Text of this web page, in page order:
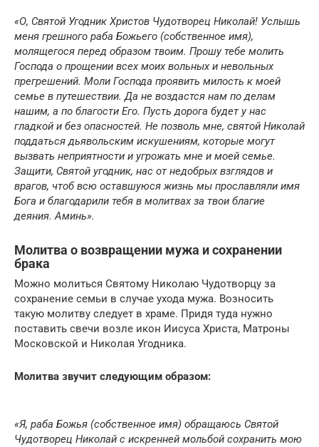
«О, Святой Угодник Христов Чудотворец Николай! Услышь
меня грешного раба Божьего (собственное имя),
молящегося перед образом твоим. Прошу тебе молить
Господа о прощении всех моих вольных и невольных
прегрешений. Моли Господа проявить милость к моей
семье в путешествии. Да не воздастся нам по делам
нашим, а по благости Его. Пусть дорога будет у нас
гладкой и без опасностей. Не позволь мне, святой Николай
поддаться дьявольским искушениям, которые могут
вызвать неприятности и угрожать мне и моей семье.
Защити, Святой угодник, нас от недобрых взглядов и
врагов, чтоб всю оставшуюся жизнь мы прославляли имя
Бога и благодарили тебя в молитвах за твои благие
деяния. Аминь».
Молитва о возвращении мужа и сохранении
брака
Можно молиться Святому Николаю Чудотворцу за
сохранение семьи в случае ухода мужа. Возносить
такую молитву следует в храме. Придя туда нужно
поставить свечи возле икон Иисуса Христа, Матроны
Московской и Николая Угодника.
Молитва звучит следующим образом:
«Я, раба Божья (собственное имя) обращаюсь Святой
Чудотворец Николай с искренней мольбой сохранить мою